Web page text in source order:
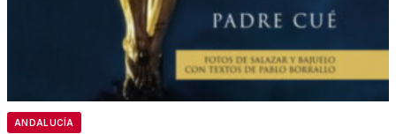
ANDALUCÍA